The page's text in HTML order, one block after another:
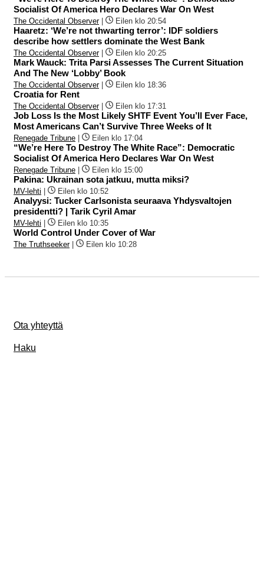
Socialist Of America Hero Declares War On West
The Occidental Observer| Eilen klo 20:54
Haaretz: ‘We’re not thwarting terror’: IDF soldiers
describe how settlers dominate the West Bank
The Occidental Observer| Eilen klo 20:25
Mark Wauck: Trita Parsi Assesses The Current Situation
And The New ‘Lobby’ Book
The Occidental Observer| Eilen klo 18:36
Croatia for Rent
The Occidental Observer| Eilen klo 17:31
Job Loss Is the Most Likely SHTF Event You’ll Ever Face,
Most Americans Can’t Survive Three Weeks of It
Renegade Tribune Eilen klo 17:04
“We’re Here To Destroy The White Race”: Democratic
Socialist Of America Hero Declares War On West
Renegade Tribune Eilen klo 15:00
Pakina: Ukrainan sota jatkuu, mutta miksi?
MV-lehti Eilen klo 10:52
Analyysi: Tucker Carlsonista seuraava Yhdysvaltojen
presidentti? | Tarik Cyril Amar
MV-lehti Eilen klo 10:35
World Control Under Cover of War
The Truthseeker| Eilen klo 10:28
Ota yhteyttä
Haku